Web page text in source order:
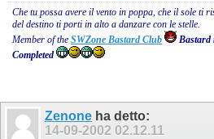
Che tu possa avere il vento in poppa, che il sole ti
del destino ti porti in alto a danzare con le stelle.
Member of the SWZone Bastard Club
Bastard
Completed
Zenone ha detto:
14-09-2002 02.12.11